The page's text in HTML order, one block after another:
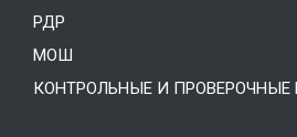
РДР
МОШ
КОНТРОЛЬНЫЕ И ПРОВЕРОЧНЫЕ